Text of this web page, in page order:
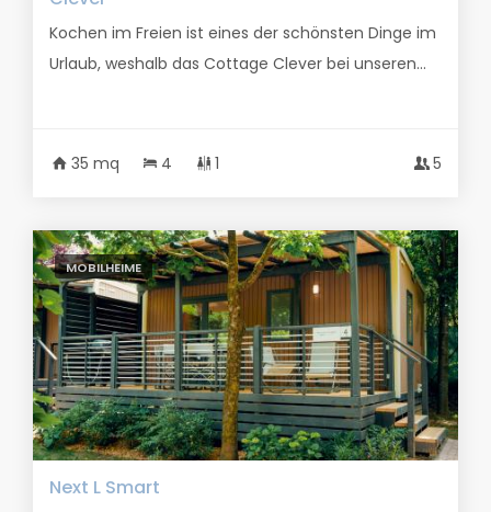
Kochen im Freien ist eines der schönsten Dinge im
Urlaub, weshalb das Cottage Clever bei unseren...
35 mq 4 1 5
MOBILHEIME
Next L Smart